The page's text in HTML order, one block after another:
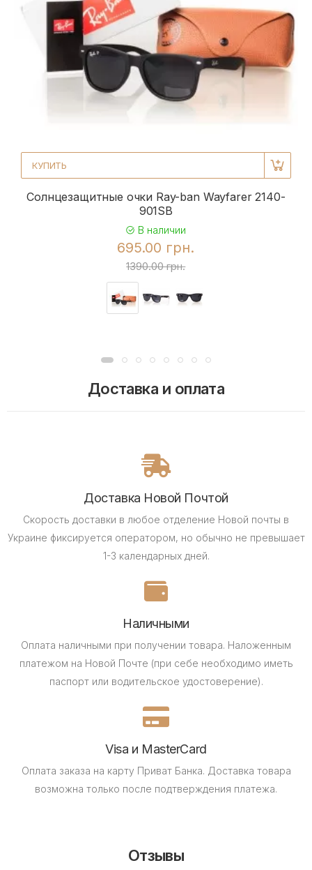
КУПИТЬ
Солнцезащитные очки Ray-ban Wayfarer 2140-
901SB
В наличии
695.00 грн.
1390.00 грн.
Доставка и оплата
Доставка Новой Почтой
Скорость доставки в любое отделение Новой почты в
Украине фиксируется оператором, но обычно не превышает
1-3 календарных дней.
Наличными
Оплата наличными при получении товара. Наложенным
платежом на Новой Почте (при себе необходимо иметь
паспорт или водительское удостоверение).
Visa и MasterCard
Оплата заказа на карту Приват Банка. Доставка товара
возможна только после подтверждения платежа.
Отзывы